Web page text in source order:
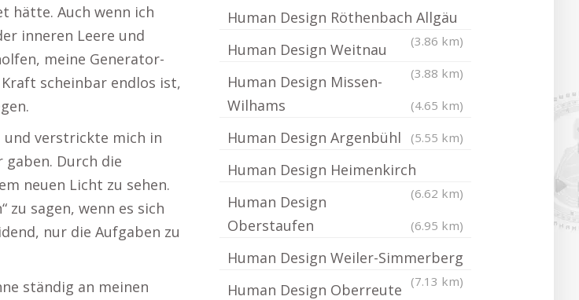
hätte. Auch wenn ich
inneren Leere und
meine Generator-
scheinbar endlos ist,
und verstrickte mich in
Durch die
neuen Licht zu sehen.
zu sagen, wenn es sich
nur die Aufgaben zu
ständig an meinen
Human Design Röthenbach Allgäu
(3.86 km)
Human Design Weitnau
(3.88 km)
Human Design Missen-
Wilhams
(4.65 km)
Human Design Argenbühl (5.55 km)
Human Design Heimenkirch
(6.62 km)
Human Design
Oberstaufen
(6.95 km)
Human Design Weiler-Simmerberg
(7.13 km)
Human Design Oberreute